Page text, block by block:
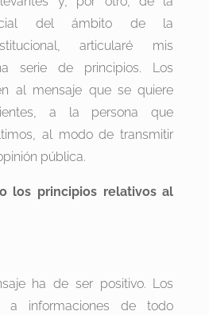
del ámbito de la
articularé mis
serie de principios. Los
al mensaje que se quiere
a la persona que
al modo de transmitir
pública.
los principios relativos al
ha de ser positivo. Los
a informaciones de todo